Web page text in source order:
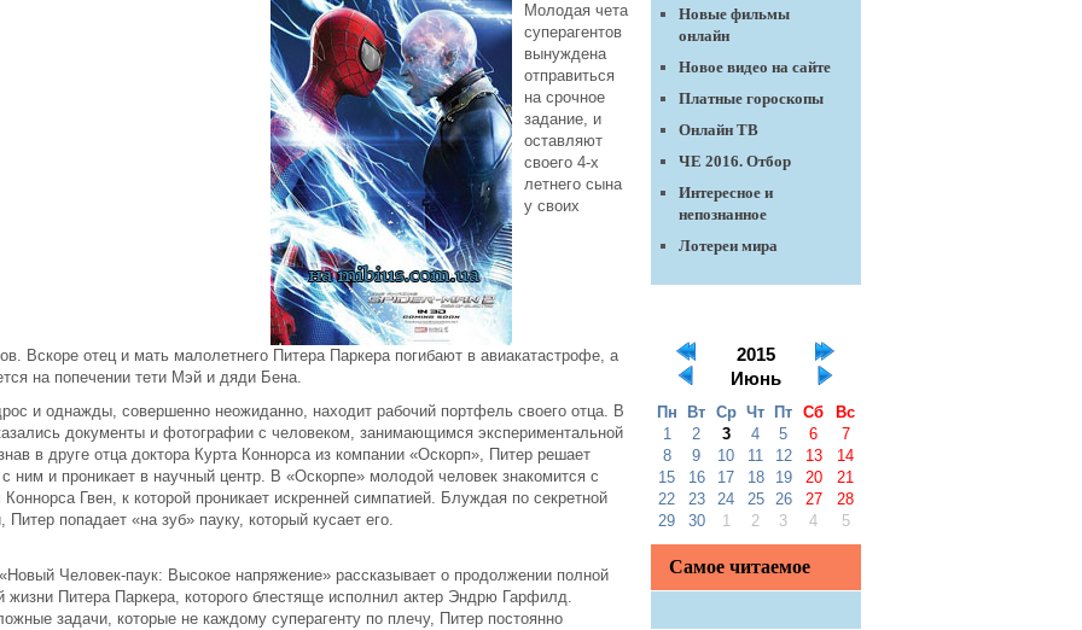
Молодая чета
суперагентов
вынуждена
отправиться
на срочное
задание, и
оставляют
своего 4-х
летнего сына
у своих
Вскоре отец и мать малолетнего Питера Паркера погибают в авиакатастрофе, а
на попечении тети Мэй и дяди Бена.
и однажды, совершенно неожиданно, находит рабочий портфель своего отца. В
документы и фотографии с человеком, занимающимся экспериментальной
в друге отца доктора Курта Коннорса из компании «Оскорп», Питер решает
с ним и проникает в научный центр. В «Оскорпе» молодой человек знакомится с
Коннорса Гвен, к которой проникает искренней симпатией. Блуждая по секретной
Питер попадает «на зуб» пауку, который кусает его.
Человек-паук: Высокое напряжение» рассказывает о продолжении полной
жизни Питера Паркера, которого блестяще исполнил актер Эндрю Гарфилд.
задачи, которые не каждому суперагенту по плечу, Питер постоянно
Новые фильмы
онлайн
Новое видео на сайте
Платные гороскопы
Онлайн ТВ
ЧЕ 2016. Отбор
Интересное и
непознанное
Лотереи мира
2015
Июнь
Пн Вт Ср Чт Пт Сб
Вс
1
2 3 4 5 6
7
8
9 10 11 12 13
14
15
16 17 18 19 20
21
22
23 24 25 26 27
28
29
30 1 2 3 4 5
Самое читаемое